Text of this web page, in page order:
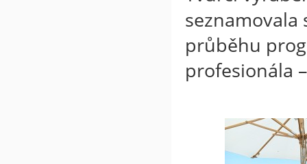
seznamovala
průběhu
profesionála